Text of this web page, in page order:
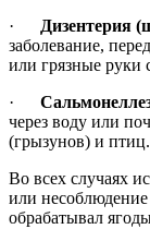
·
Дизентерия
заболевание,
или грязные руки
·
через воду или
(грызунов) и птиц.
Во всех случаях
или
обрабатывал